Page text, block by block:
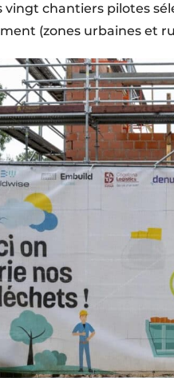
vingt chantiers pilotes
(zones urbaines et